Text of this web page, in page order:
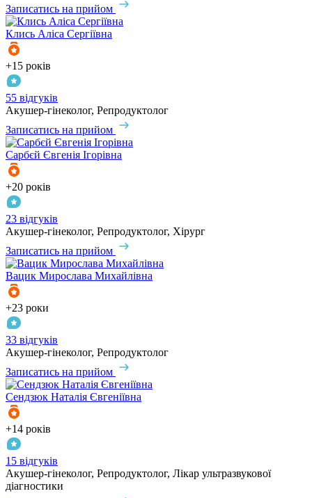
Записатись на прийом
Клись Аліса Сергіївна
+15 років
55 відгуків
Акушер-гінеколог, Репродуктолог
Записатись на прийом
Сарбєй Євгенія Ігорівна
+20 років
23 відгуків
Акушер-гінеколог, Репродуктолог, Хірург
Записатись на прийом
Вацик Мирослава Михайлівна
+23 роки
33 відгуків
Акушер-гінеколог, Репродуктолог
Записатись на прийом
Сендзюк Наталія Євгеніївна
+14 років
15 відгуків
Акушер-гінеколог, Репродуктолог, Лікар ультразвукової
діагностики